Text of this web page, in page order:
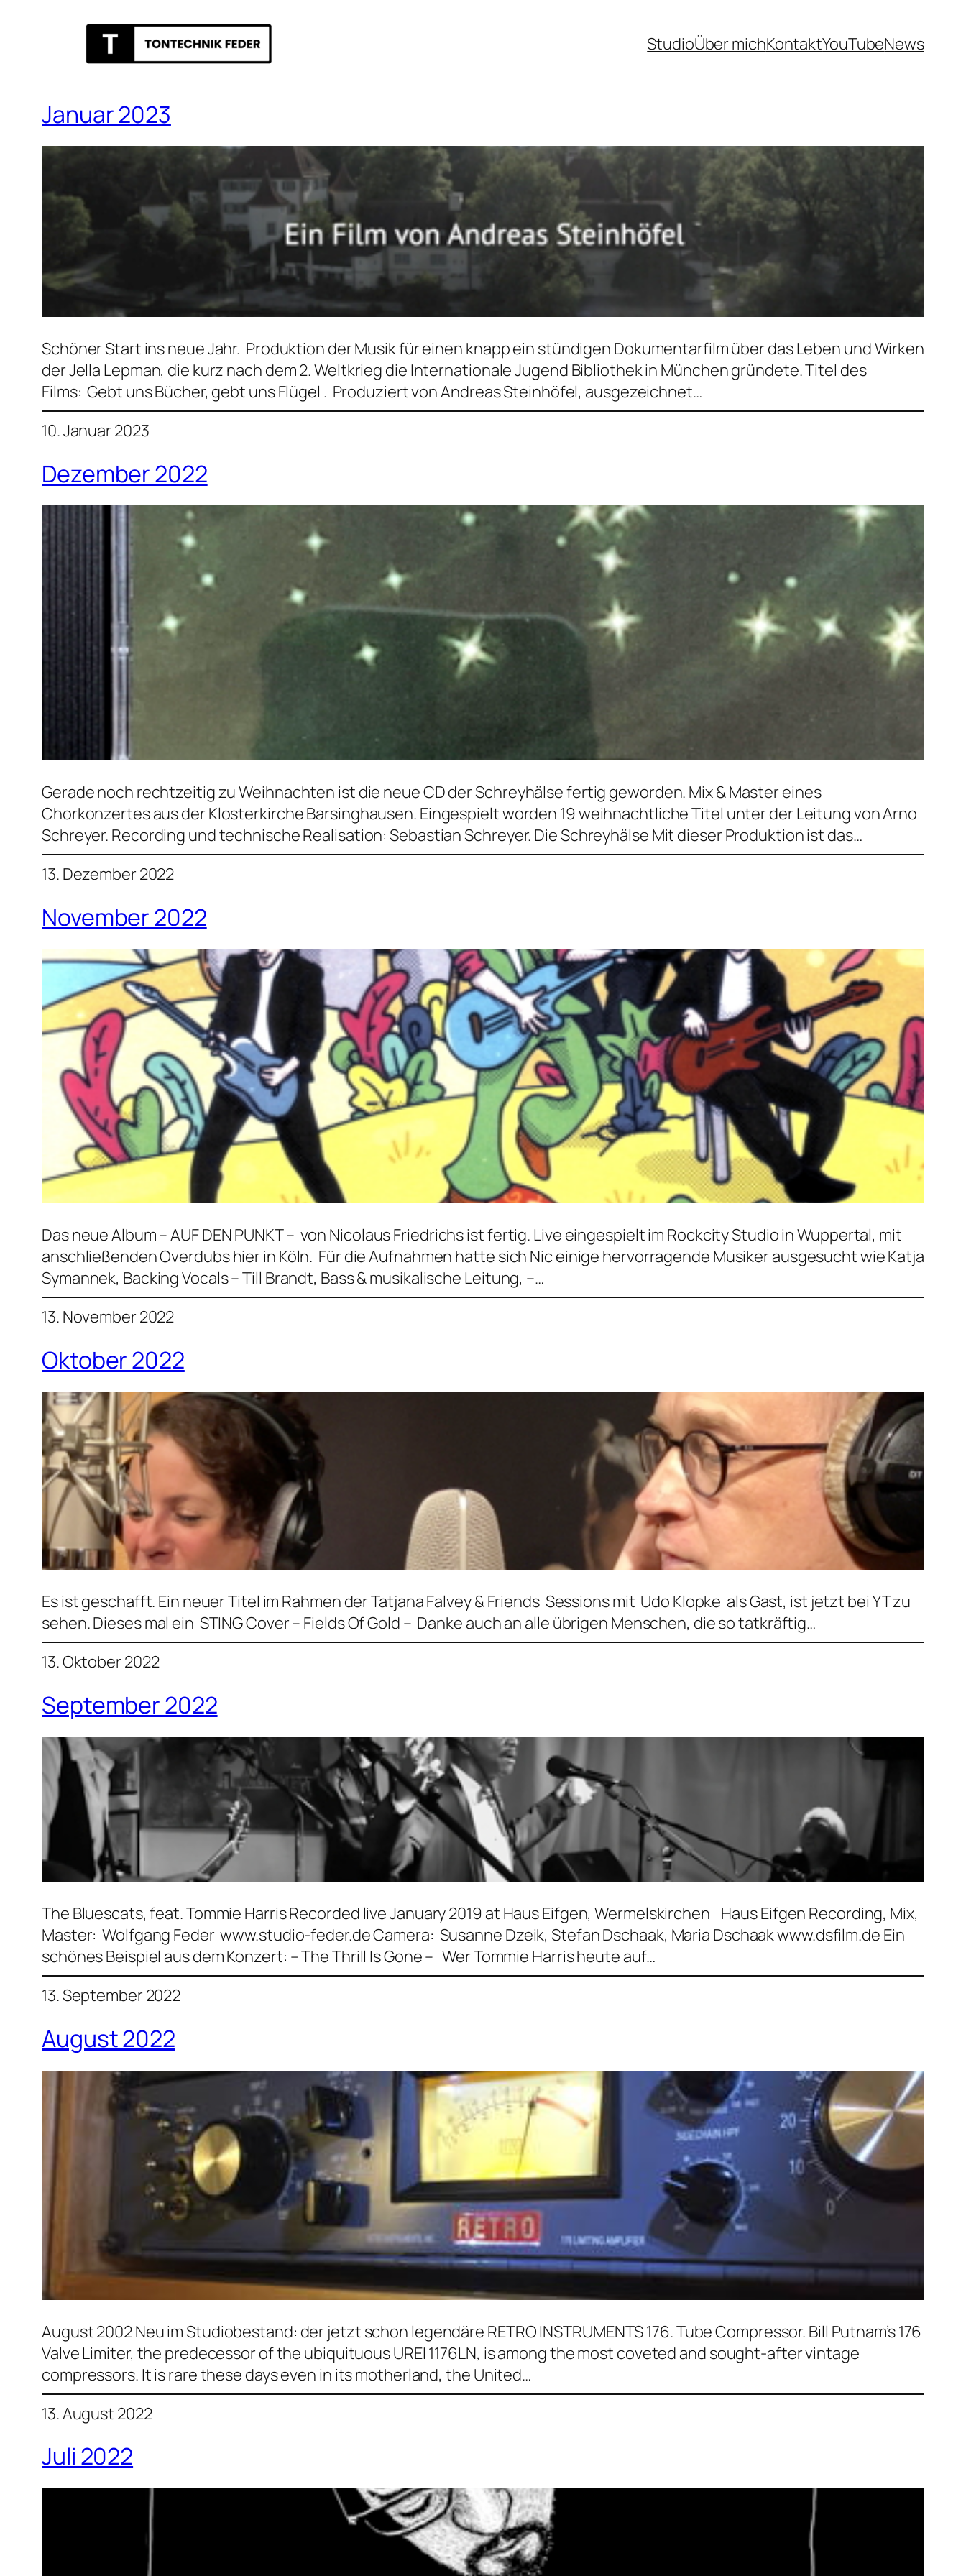
StudioÜber michKontaktYouTubeNews
Januar 2023
Schöner Start ins neue Jahr. Produktion der Musik für einen knapp ein stündigen Dokumentarfilm über das Leben und Wirken
der Jella Lepman, die kurz nach dem 2. Weltkrieg die Internationale Jugend Bibliothek in München gründete. Titel des
Films: Gebt uns Bücher, gebt uns Flügel . Produziert von Andreas Steinhöfel, ausgezeichnet…
10. Januar 2023
Dezember 2022
Gerade noch rechtzeitig zu Weihnachten ist die neue CD der Schreyhälse fertig geworden. Mix & Master eines
Chorkonzertes aus der Klosterkirche Barsinghausen. Eingespielt worden 19 weihnachtliche Titel unter der Leitung von Arno
Schreyer. Recording und technische Realisation: Sebastian Schreyer. Die Schreyhälse Mit dieser Produktion ist das…
13. Dezember 2022
November 2022
Das neue Album – AUF DEN PUNKT – von Nicolaus Friedrichs ist fertig. Live eingespielt im Rockcity Studio in Wuppertal, mit
anschließenden Overdubs hier in Köln. Für die Aufnahmen hatte sich Nic einige hervorragende Musiker ausgesucht wie Katja
Symannek, Backing Vocals – Till Brandt, Bass & musikalische Leitung, –…
13. November 2022
Oktober 2022
Es ist geschafft. Ein neuer Titel im Rahmen der Tatjana Falvey & Friends Sessions mit Udo Klopke als Gast, ist jetzt bei YT zu
sehen. Dieses mal ein STING Cover – Fields Of Gold – Danke auch an alle übrigen Menschen, die so tatkräftig…
13. Oktober 2022
September 2022
The Bluescats, feat. Tommie Harris Recorded live January 2019 at Haus Eifgen, Wermelskirchen Haus Eifgen Recording, Mix,
Master: Wolfgang Feder www.studio-feder.de Camera: Susanne Dzeik, Stefan Dschaak, Maria Dschaak www.dsfilm.de Ein
schönes Beispiel aus dem Konzert: – The Thrill Is Gone – Wer Tommie Harris heute auf…
13. September 2022
August 2022
August 2002 Neu im Studiobestand: der jetzt schon legendäre RETRO INSTRUMENTS 176. Tube Compressor. Bill Putnam’s 176
Valve Limiter, the predecessor of the ubiquituous UREI 1176LN, is among the most coveted and sought-after vintage
compressors. It is rare these days even in its motherland, the United…
13. August 2022
Juli 2022